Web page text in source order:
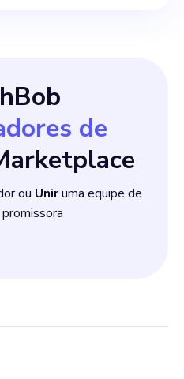
de
ou Uniruma equipe de